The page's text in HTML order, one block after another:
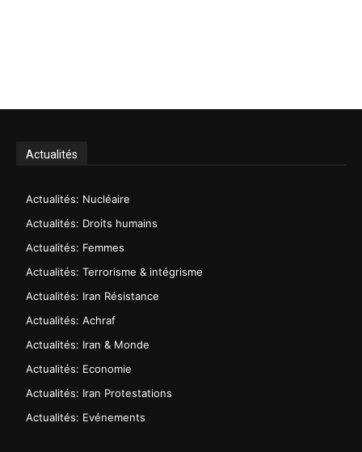
Actualités
Actualités: Nucléaire
Actualités: Droits humains
Actualités: Femmes
Actualités: Terrorisme & intégrisme
Actualités: Iran Résistance
Actualités: Achraf
Actualités: Iran & Monde
Actualités: Economie
Actualités: Iran Protestations
Actualités: Evénements